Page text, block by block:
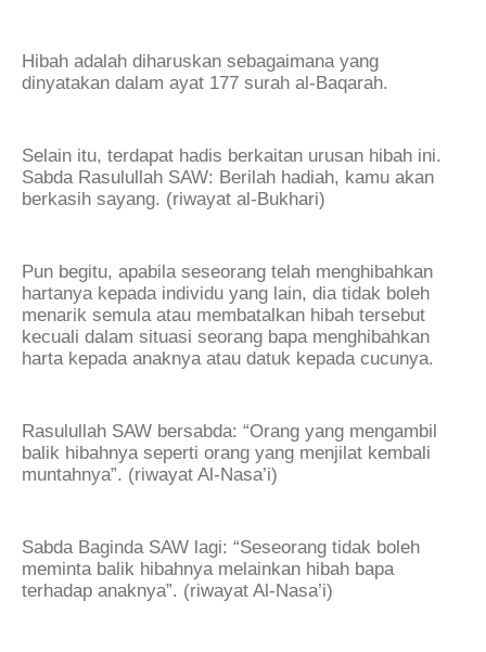
Hibah adalah diharuskan sebagaimana yang
dinyatakan dalam ayat 177 surah al-Baqarah.
Selain itu, terdapat hadis berkaitan urusan hibah ini.
Sabda Rasulullah SAW: Berilah hadiah, kamu akan
berkasih sayang. (riwayat al-Bukhari)
Pun begitu, apabila seseorang telah menghibahkan
hartanya kepada individu yang lain, dia tidak boleh
menarik semula atau membatalkan hibah tersebut
kecuali dalam situasi seorang bapa menghibahkan
harta kepada anaknya atau datuk kepada cucunya.
Rasulullah SAW bersabda: “Orang yang mengambil
balik hibahnya seperti orang yang menjilat kembali
muntahnya”. (riwayat Al-Nasa’i)
Sabda Baginda SAW lagi: “Seseorang tidak boleh
meminta balik hibahnya melainkan hibah bapa
terhadap anaknya”. (riwayat Al-Nasa’i)